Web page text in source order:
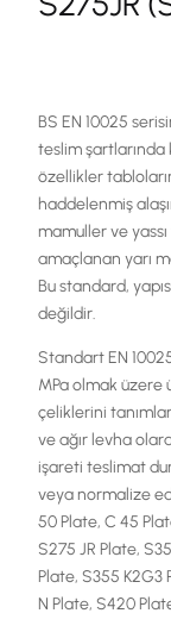
BS EN 10025
teslim
özellikler
haddelenmiş
mamuller ve
amaçlanan yarı
Bu standard,
değildir.
Standart EN
MPa olmak üzere
çeliklerini
ve ağır levha
işareti teslimat
veya normalize
50 Plate, C 45
S275 JR Plate,
Plate, S355 K2G3
N Plate, S420
TR
EN